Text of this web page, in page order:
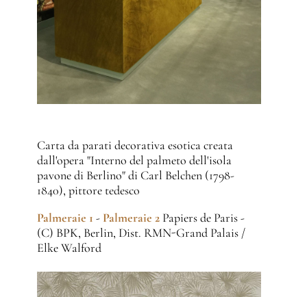
Carta da parati decorativa esotica creata
dall'opera "Interno del palmeto dell'isola
pavone di Berlino" di Carl Belchen (1798-
1840), pittore tedesco
Palmeraie 1 - Palmeraie 2Papiers de Paris -
(C) BPK, Berlin, Dist. RMN-Grand Palais /
Elke Walford